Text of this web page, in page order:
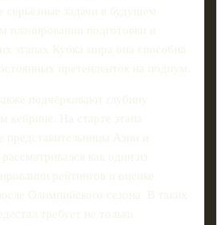
серьёзные задачи в будущем
планировании подготовки и
этапах Кубка мира она способна
претенденток на подиум.
подчёркивают глубину
кейрине. На старте этапа
представительницы Азии и
как один из
рейтингов и оценке
Олимпийского сезона. В таких
требует не только